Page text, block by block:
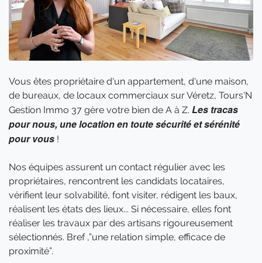
Vous êtes propriétaire d'un appartement, d'une maison,
de bureaux, de locaux commerciaux sur Véretz, Tours'N
Gestion Immo 37 gère votre bien de A à Z. Les tracas
pour nous, une location en toute sécurité et sérénité
pour vous !
Nos équipes assurent un contact régulier avec les
propriétaires, rencontrent les candidats locataires,
vérifient leur solvabilité, font visiter, rédigent les baux,
réalisent les états des lieux... Si nécessaire, elles font
réaliser les travaux par des artisans rigoureusement
sélectionnés. Bref ,”une relation simple, efficace de
proximité”.